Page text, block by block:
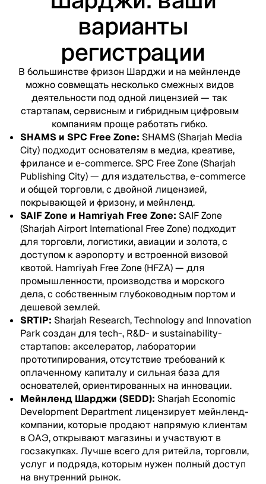
варианты
регистрации
В большинстве фризон Шарджи и на мейнленде
можно совмещать несколько смежных видов
деятельности под одной лицензией — так
стартапам, сервисным и гибридным цифровым
компаниям проще работать гибко.
SHAMS и SPC Free Zone: SHAMS (Sharjah Media
City) подходит основателям в медиа, креативе,
фрилансе и e-commerce. SPC Free Zone (Sharjah
Publishing City) — для издательства, e-commerce
и общей торговли, с двойной лицензией,
покрывающей и фризону, и мейнленд.
SAIF Zone и Hamriyah Free Zone: SAIF Zone
(Sharjah Airport International Free Zone) подходит
для торговли, логистики, авиации и золота, с
доступом к аэропорту и встроенной визовой
квотой. Hamriyah Free Zone (HFZA) — для
промышленности, производства и морского
дела, с собственным глубоководным портом и
дешевой землей.
SRTIP: Sharjah Research, Technology and Innovation
Park создан для tech-, R&D- и sustainability-
стартапов: акселератор, лаборатории
прототипирования, отсутствие требований к
оплаченному капиталу и сильная база для
основателей, ориентированных на инновации.
Мейнленд Шарджи (SEDD): Sharjah Economic
Development Department лицензирует мейнленд-
компании, которые продают напрямую клиентам
в ОАЭ, открывают магазины и участвуют в
госзакупках. Лучше всего для ритейла, торговли,
услуг и подряда, которым нужен полный доступ
на внутренний рынок.